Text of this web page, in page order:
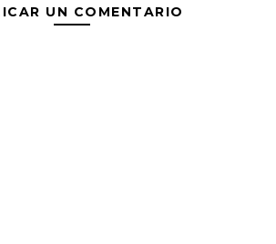
UN COMENTARIO